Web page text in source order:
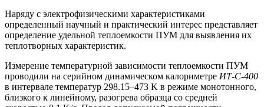
Наряду с электрофизическими характеристиками
определенный научный и практический интерес представляет
определение удельной теплоемкости ПУМ для выявления их
теплотворных характеристик.
Измерение температурной зависимости теплоемкости ПУМ
проводили на серийном динамическом калориметре ИТ-С-400
в интервале температур 298.15–473 K в режиме монотонного,
близкого к линейному, разогрева образца со средней